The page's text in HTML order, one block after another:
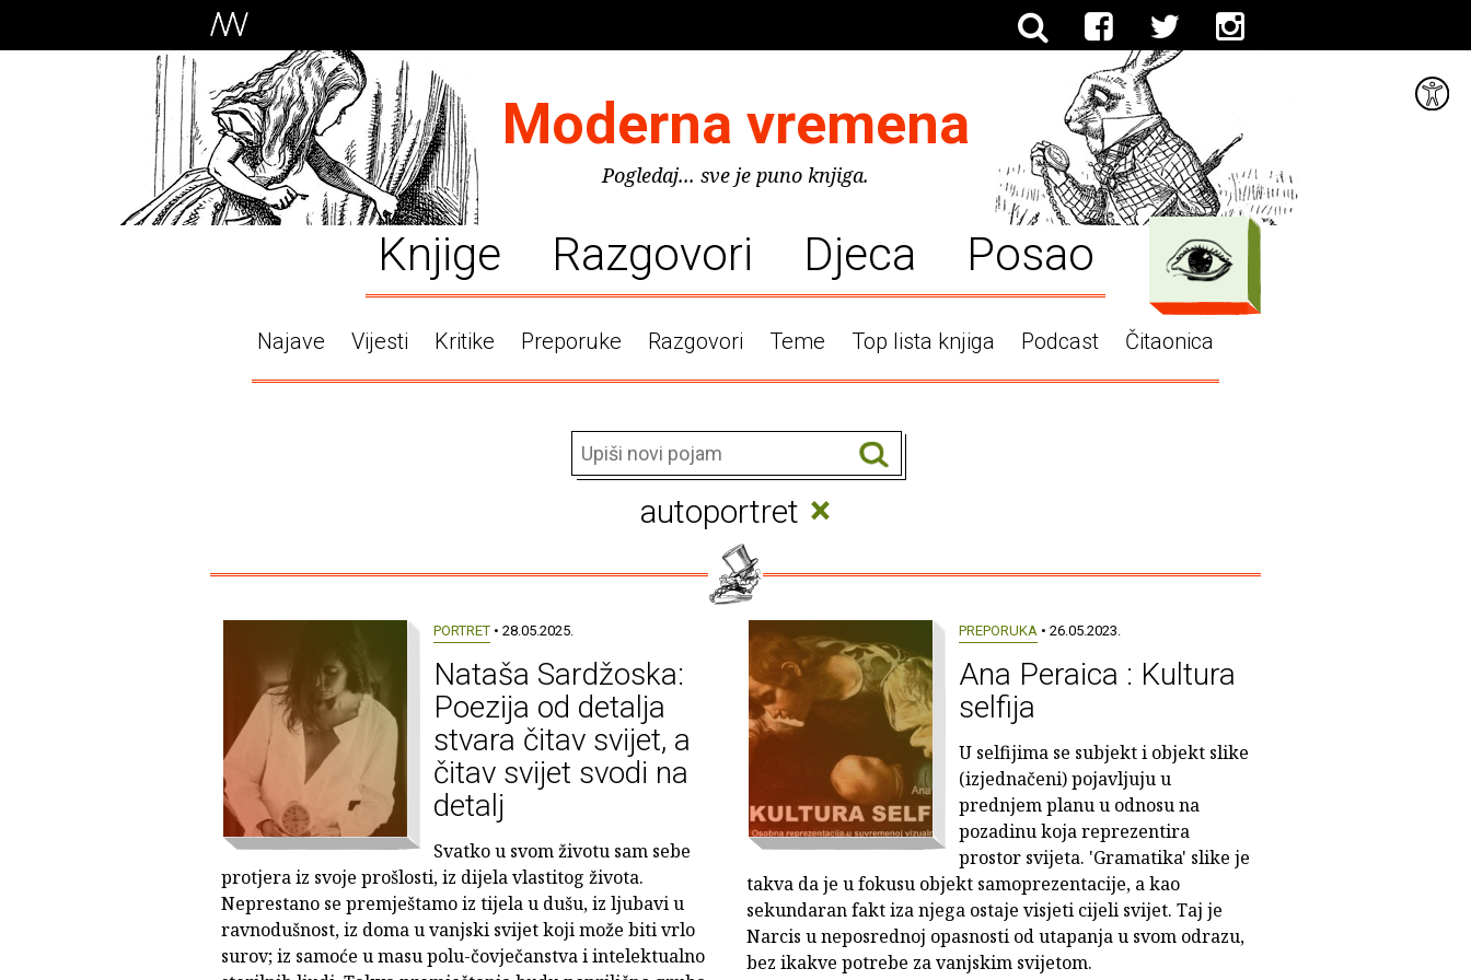
Moderna vremena
Pogledaj... sve je puno knjiga.
Knjige Razgovori Djeca Posao
Najave Vijesti Kritike Preporuke Razgovori Teme Top lista knjiga Podcast Čitaonica
autoportret ×
PORTRET • 28.05.2025.
Nataša Sardžoska:
Poezija od detalja
stvara čitav svijet, a
čitav svijet svodi na
detalj
Svatko u svom životu sam sebe
protjera iz svoje prošlosti, iz dijela vlastitog života.
Neprestano se premještamo iz tijela u dušu, iz ljubavi u
ravnodušnost, iz doma u vanjski svijet koji može biti vrlo
surov; iz samoće u masu polu-čovječanstva i intelektualno
PREPORUKA • 26.05.2023.
Ana Peraica : Kultura
selfija
U selfijima se subjekt i objekt slike
(izjednačeni) pojavljuju u
prednjem planu u odnosu na
pozadinu koja reprezentira
prostor svijeta. 'Gramatika' slike je
takva da je u fokusu objekt samoprezentacije, a kao
sekundaran fakt iza njega ostaje visjeti cijeli svijet. Taj je
Narcis u neposrednoj opasnosti od utapanja u svom odrazu,
bez ikakve potrebe za vanjskim svijetom.